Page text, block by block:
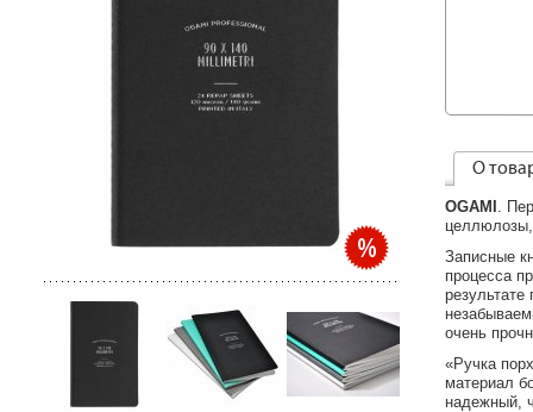
О
OGAMI .
целлюлозы,
Записные
процесса
очень
«Ручка
материал
надежный,